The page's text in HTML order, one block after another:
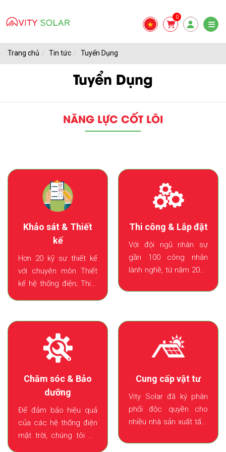
0
Trang chủ Tin tức Tuyển Dụng
Tuyển Dụng
NĂNG LỰC CỐT LÕI
Khảo sát & Thiết
kế
Hơn 20 kỹ sư thiết kế
với chuyên môn Thiết
kế hệ thống điện; Thiết
100 dự án điện mặt trời
Thi công & Lắp đặt
Với đội ngũ nhân sự
gần 100 công nhân
lành nghề, từ năm 2020
Chăm sóc & Bảo
dưỡng
Để đảm bảo hiệu quả
của các hệ thống điện
mặt trời, chúng tôi có
Cung cấp vật tư
Vity Solar đã ký phân
phối độc quyền cho
nhiều nhà sản xuất tấm